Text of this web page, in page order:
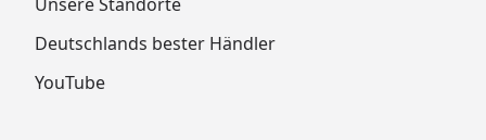
Deutschlands bester Händler
YouTube